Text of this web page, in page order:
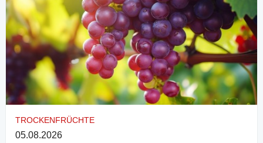
TROCKENFRÜCHTE
05.08.2026